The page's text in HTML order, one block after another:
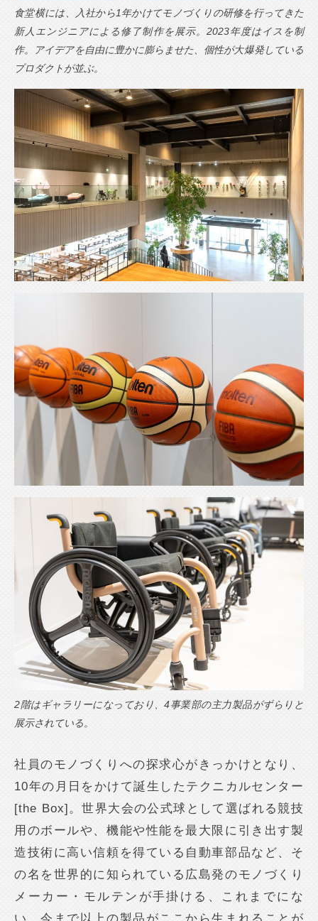
食堂横には、入社から1年かけてモノづくりの研修を行ってきた
新人エンジニアによる修了制作を展示。2023年度はイスを制
作。アイデアを自由に豊かに膨らませた、個性が大爆発している
プロダクトが並ぶ。
2階はギャラリーになっており、4事業部の主力製品がずらりと
展示されている。
社員のモノづくりへの探求心がきっかけとなり、
10年の月日をかけて誕生したテクニカルセンター
[the Box]。世界大会の公式球として選ばれる競技
用のボールや、機能や性能を最大限に引き出す製
造技術に高い信頼を得ている自動車部品など、そ
の名を世界的に知られている広島発のモノづくり
メーカー・モルテンが手掛ける、これまでにな